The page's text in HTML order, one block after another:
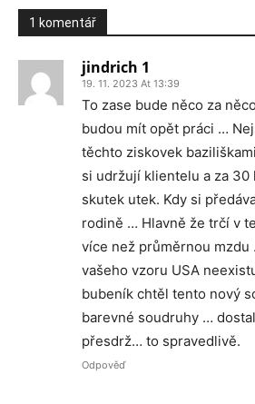
1 komentář
jindrich 1
19. 11. 2023 At 13:39
To zase bude něco za
budou mít opět práci …
těchto ziskovek
si udržují klientelu a za 30
skutek utek. Kdy si
rodině … Hlavně že trčí v
více než průměrnou
vašeho vzoru USA
bubeník chtěl tento nový
barevné soudruhy …
přesdrž… to spravedlivě.
Odpověď